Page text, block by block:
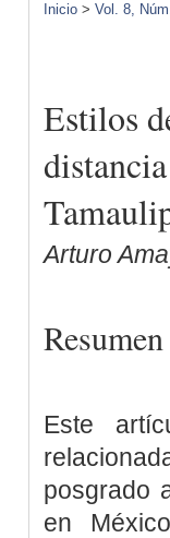
Inicio > Vol. 8,
Estilos
Arturo
Resumen
Este
posgrado
en